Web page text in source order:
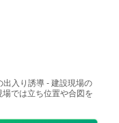
入り誘導 - 建設現場の
では立ち位置や合図を